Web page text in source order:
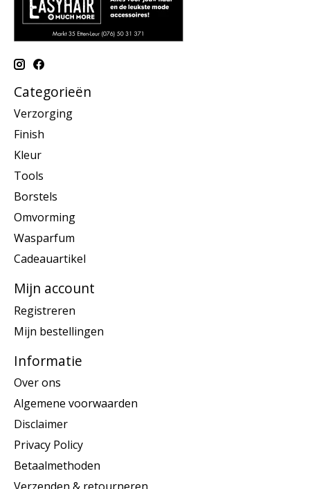
Categorieën
Verzorging
Finish
Kleur
Tools
Borstels
Omvorming
Wasparfum
Cadeauartikel
Mijn account
Registreren
Mijn bestellingen
Informatie
Over ons
Algemene voorwaarden
Disclaimer
Privacy Policy
Betaalmethoden